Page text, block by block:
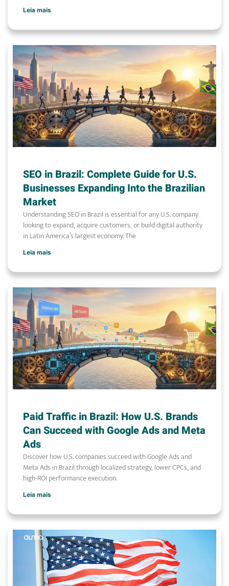
Leia mais
SEO in Brazil: Complete Guide for U.S.
Businesses Expanding Into the Brazilian
Market
Understanding SEO in Brazil is essential for any U.S. company
looking to expand, acquire customers, or build digital authority
in Latin America’s largest economy. The
Leia mais
Paid Traffic in Brazil: How U.S. Brands
Can Succeed with Google Ads and Meta
Ads
Discover how U.S. companies succeed with Google Ads and
Meta Ads in Brazil through localized strategy, lower CPCs, and
high-ROI performance execution.
Leia mais